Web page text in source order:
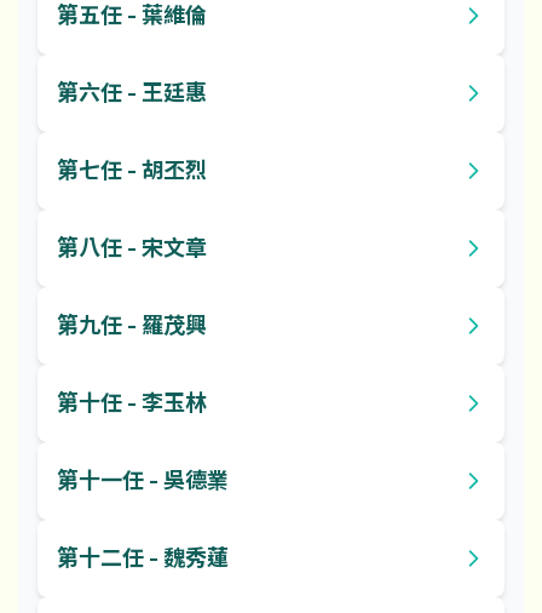
第五任 - 葉維倫
第六任 - 王廷惠
第七任 - 胡丕烈
第八任 - 宋文章
第九任 - 羅茂興
第十任 - 李玉林
第十一任 - 吳德業
第十二任 - 魏秀蓮